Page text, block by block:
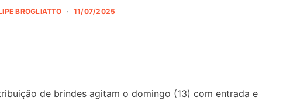
BROGLIATTO 11/07/2025
de brindes agitam o domingo (13) com entrada e